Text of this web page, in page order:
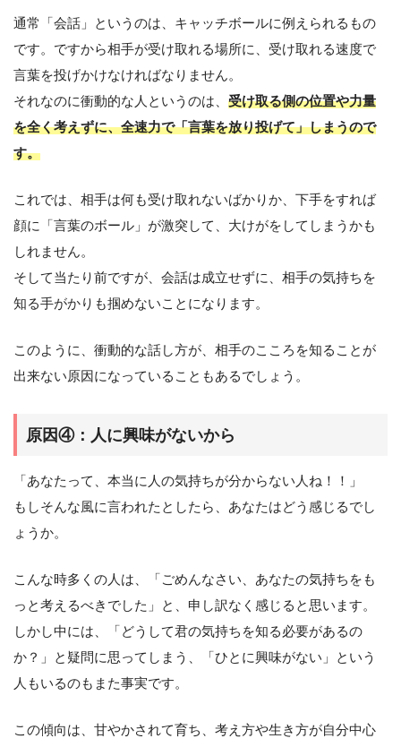
通常「会話」というのは、キャッチボールに例えられるもの
です。ですから相手が受け取れる場所に、受け取れる速度で
言葉を投げかけなければなりません。
それなのに衝動的な人というのは、 受け取る側の位置や力量
を全く考えずに、全速力で「言葉を放り投げて」しまうので
す。
これでは、相手は何も受け取れないばかりか、下手をすれば
顔に「言葉のボール」が激突して、大けがをしてしまうかも
しれません。
そして当たり前ですが、会話は成立せずに、相手の気持ちを
知る手がかりも掴めないことになります。
このように、衝動的な話し方が、相手のこころを知ることが
出来ない原因になっていることもあるでしょう。
原因④：人に興味がないから
「あなたって、本当に人の気持ちが分からない人ね！！」
もしそんな風に言われたとしたら、あなたはどう感じるでし
ょうか。
こんな時多くの人は、「ごめんなさい、あなたの気持ちをも
っと考えるべきでした」と、申し訳なく感じると思います。
しかし中には、「どうして君の気持ちを知る必要があるの
か？」と疑問に思ってしまう、「ひとに興味がない」という
人もいるのもまた事実です。
この傾向は、甘やかされて育ち、考え方や生き方が自分中心